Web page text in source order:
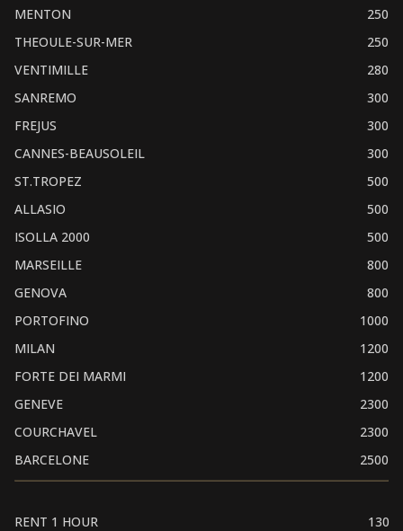
MENTON
250
THEOULE-SUR-MER
250
VENTIMILLE
280
SANREMO
300
FREJUS
300
CANNES-BEAUSOLEIL
300
ST.TROPEZ
500
ALLASIO
500
ISOLLA 2000
500
MARSEILLE
800
GENOVA
800
PORTOFINO
1000
MILAN
1200
FORTE DEI MARMI
1200
GENEVE
2300
COURCHAVEL
2300
BARCELONE
2500
RENT 1 HOUR 130